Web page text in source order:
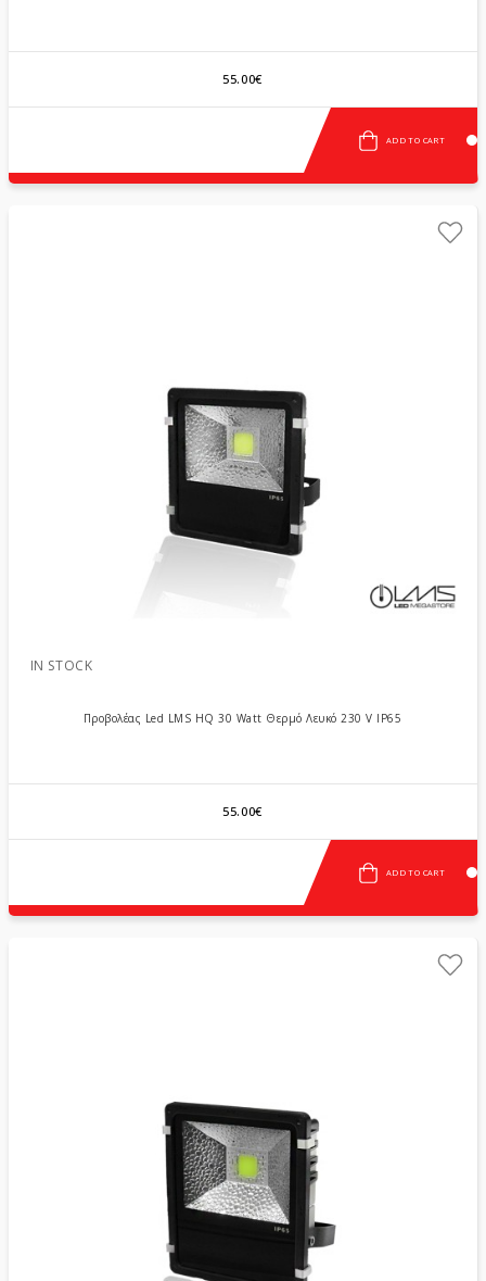
55.00€
ADD TO CART
IN STOCK
Προβολέας Led LMS HQ 30 Watt Θερμό Λευκό 230 V IP65
55.00€
ADD TO CART